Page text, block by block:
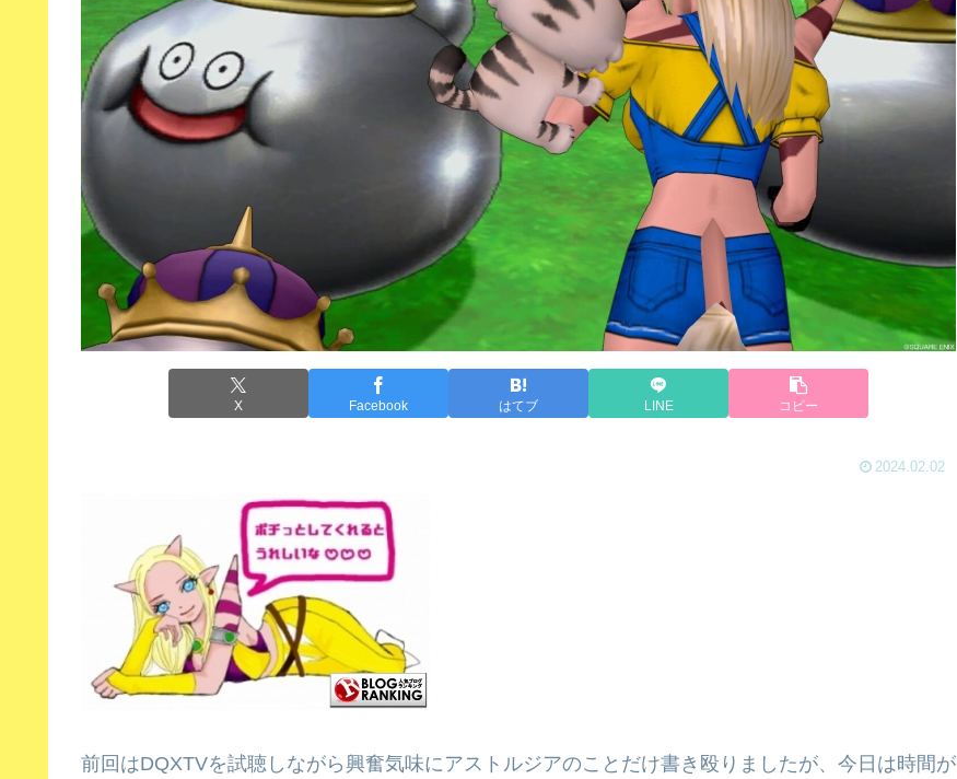
X Facebook はてブ LINE コピー
2024.02.02
前回はDQXTVを試聴しながら興奮気味にアストルジアのことだけ書き殴りましたが、今日は時間が